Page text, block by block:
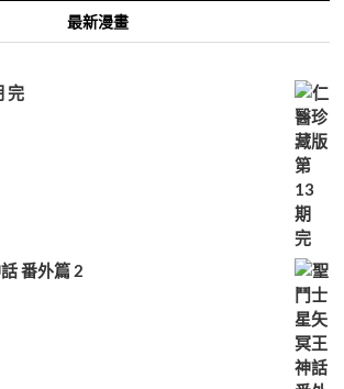
最新漫畫
完
番外篇 2